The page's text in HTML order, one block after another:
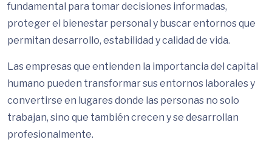
fundamental para tomar decisiones informadas,
proteger el bienestar personal y buscar entornos que
permitan desarrollo, estabilidad y calidad de vida.
Las empresas que entienden la importancia del capital
humano pueden transformar sus entornos laborales y
convertirse en lugares donde las personas no solo
trabajan, sino que también crecen y se desarrollan
profesionalmente.